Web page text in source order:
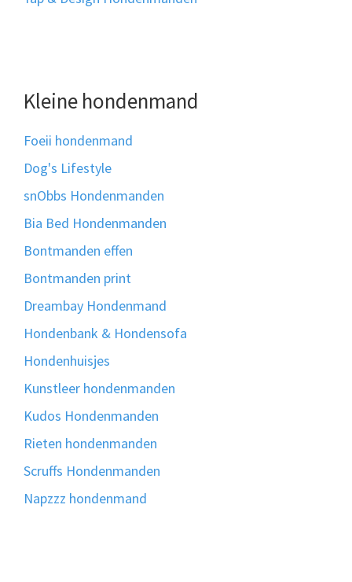
Kleine hondenmand
Foeii hondenmand
Dog's Lifestyle
snObbs Hondenmanden
Bia Bed Hondenmanden
Bontmanden effen
Bontmanden print
Dreambay Hondenmand
Hondenbank & Hondensofa
Hondenhuisjes
Kunstleer hondenmanden
Kudos Hondenmanden
Rieten hondenmanden
Scruffs Hondenmanden
Napzzz hondenmand